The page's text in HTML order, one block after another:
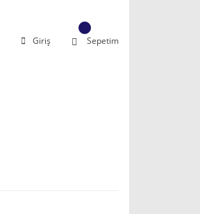
Giriş Sepetim